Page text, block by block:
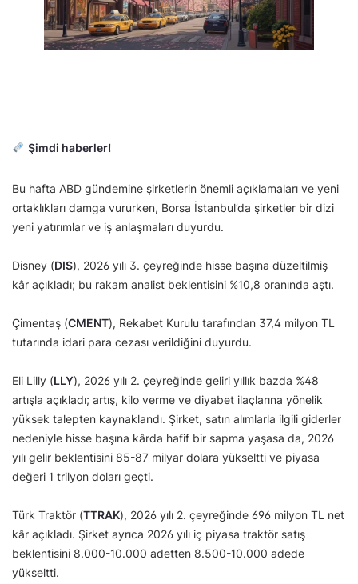
Şimdi haberler!
Bu hafta ABD gündemine şirketlerin önemli açıklamaları ve yeni
ortaklıkları damga vururken, Borsa İstanbul’da şirketler bir dizi
yeni yatırımlar ve iş anlaşmaları duyurdu.
Disney (DIS), 2026 yılı 3. çeyreğinde hisse başına düzeltilmiş
kâr açıkladı; bu rakam analist beklentisini %10,8 oranında aştı.
Çimentaş (CMENT), Rekabet Kurulu tarafından 37,4 milyon TL
tutarında idari para cezası verildiğini duyurdu.
Eli Lilly (LLY), 2026 yılı 2. çeyreğinde geliri yıllık bazda %48
artışla açıkladı; artış, kilo verme ve diyabet ilaçlarına yönelik
yüksek talepten kaynaklandı. Şirket, satın alımlarla ilgili giderler
nedeniyle hisse başına kârda hafif bir sapma yaşasa da, 2026
yılı gelir beklentisini 85-87 milyar dolara yükseltti ve piyasa
değeri 1 trilyon doları geçti.
Türk Traktör (TTRAK), 2026 yılı 2. çeyreğinde 696 milyon TL net
kâr açıkladı. Şirket ayrıca 2026 yılı iç piyasa traktör satış
beklentisini 8.000-10.000 adetten 8.500-10.000 adede
yükseltti.